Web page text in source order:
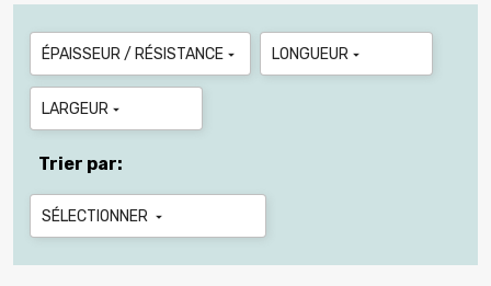
ÉPAISSEUR / RÉSISTANCE  LONGUEUR 
LARGEUR 
Trier par:
SÉLECTIONNER 